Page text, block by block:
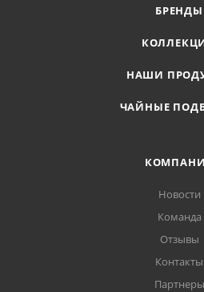
БРЕНДЫ
НАШИ
ЧАЙНЫЕ
Новости
Команда
Отзывы
Контакты
Партнеры